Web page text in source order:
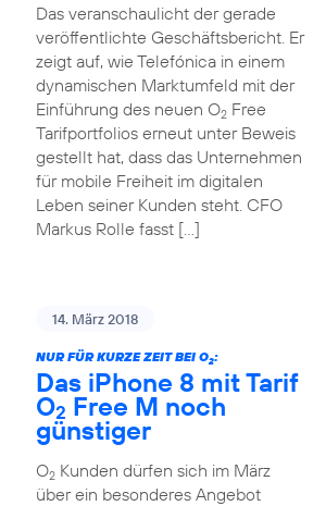
Das veranschaulicht der gerade
veröffentlichte Geschäftsbericht. Er
zeigt auf, wie Telefónica in einem
dynamischen Marktumfeld mit der
Einführung des neuen O2Free
Tarifportfolios erneut unter Beweis
gestellt hat, dass das Unternehmen
für mobile Freiheit im digitalen
Leben seiner Kunden steht. CFO
Markus Rolle fasst […]
14. März 2018
NUR FÜR KURZE ZEIT BEI O2:
Das iPhone 8 mit Tarif
O2 Free M noch
günstiger
O2Kunden dürfen sich im März
über ein besonderes Angebot